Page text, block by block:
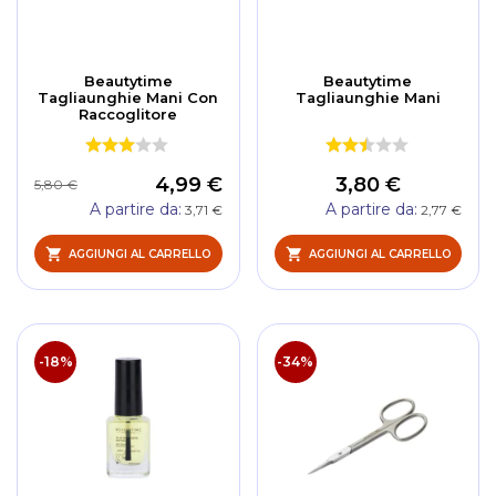
Beautytime
Tagliaunghie Mani Con
Raccoglitore
4,99 €
5,80 €
A partire da 3,71 €
AGGIUNGI AL CARRELLO
Beautytime
Tagliaunghie Mani
3,80 €
A partire da 2,77 €
AGGIUNGI AL CARRELLO
-18% -34%